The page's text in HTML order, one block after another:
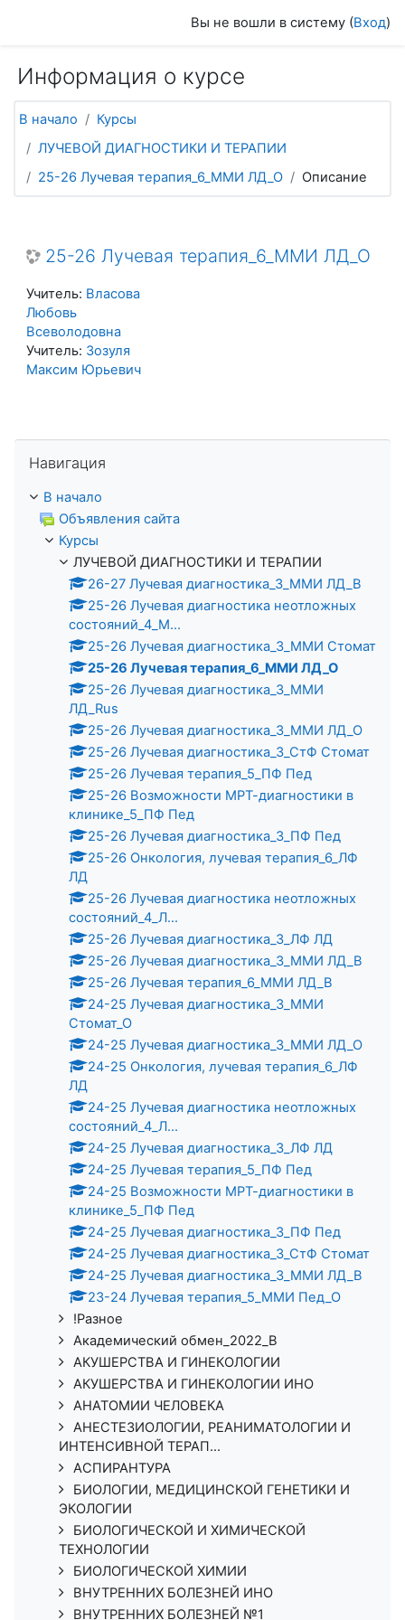
Вы не вошли в систему (Вход)
Информация о курсе
В начало
Курсы
ЛУЧЕВОЙ ДИАГНОСТИКИ И ТЕРАПИИ
25-26 Лучевая терапия_6_ММИ ЛД_О
Описание
25-26 Лучевая терапия_6_ММИ ЛД_О
Учитель: Власова
Любовь
Всеволодовна
Учитель: Зозуля
Максим Юрьевич
Навигация
В начало
Объявления сайта
Курсы
ЛУЧЕВОЙ ДИАГНОСТИКИ И ТЕРАПИИ
26-27 Лучевая диагностика_3_ММИ ЛД_В
25-26 Лучевая диагностика неотложных
состояний_4_М...
25-26 Лучевая диагностика_3_ММИ Стомат
25-26 Лучевая терапия_6_ММИ ЛД_О
25-26 Лучевая диагностика_3_ММИ
ЛД_Rus
25-26 Лучевая диагностика_3_ММИ ЛД_О
25-26 Лучевая диагностика_3_СтФ Стомат
25-26 Лучевая терапия_5_ПФ Пед
25-26 Возможности МРТ-диагностики в
клинике_5_ПФ Пед
25-26 Лучевая диагностика_3_ПФ Пед
25-26 Онкология, лучевая терапия_6_ЛФ
ЛД
25-26 Лучевая диагностика неотложных
состояний_4_Л...
25-26 Лучевая диагностика_3_ЛФ ЛД
25-26 Лучевая диагностика_3_ММИ ЛД_В
25-26 Лучевая терапия_6_ММИ ЛД_В
24-25 Лучевая диагностика_3_ММИ
Стомат_О
24-25 Лучевая диагностика_3_ММИ ЛД_О
24-25 Онкология, лучевая терапия_6_ЛФ
ЛД
24-25 Лучевая диагностика неотложных
состояний_4_Л...
24-25 Лучевая диагностика_3_ЛФ ЛД
24-25 Лучевая терапия_5_ПФ Пед
24-25 Возможности МРТ-диагностики в
клинике_5_ПФ Пед
24-25 Лучевая диагностика_3_ПФ Пед
24-25 Лучевая диагностика_3_СтФ Стомат
24-25 Лучевая диагностика_3_ММИ ЛД_В
23-24 Лучевая терапия_5_ММИ Пед_О
!Разное
Академический обмен_2022_В
АКУШЕРСТВА И ГИНЕКОЛОГИИ
АКУШЕРСТВА И ГИНЕКОЛОГИИ ИНО
АНАТОМИИ ЧЕЛОВЕКА
АНЕСТЕЗИОЛОГИИ, РЕАНИМАТОЛОГИИ И
ИНТЕНСИВНОЙ ТЕРАП...
АСПИРАНТУРА
БИОЛОГИИ, МЕДИЦИНСКОЙ ГЕНЕТИКИ И
ЭКОЛОГИИ
БИОЛОГИЧЕСКОЙ И ХИМИЧЕСКОЙ
ТЕХНОЛОГИИ
БИОЛОГИЧЕСКОЙ ХИМИИ
ВНУТРЕННИХ БОЛЕЗНЕЙ ИНО
ВНУТРЕННИХ БОЛЕЗНЕЙ №1